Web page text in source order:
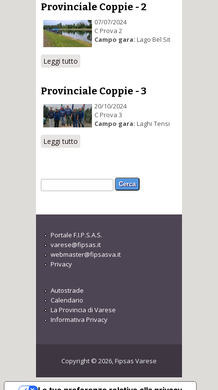
Provinciale Coppie - 2
07/07/2024
C Prova 2
Campo gara: Lago Bel Sit
Leggi tutto
Provinciale Coppie - 3
20/10/2024
C Prova 3
Campo gara: Laghi Tensi
Leggi tutto
Form di ricerca
Cerca
Portale F.I.P.S.A.S.
varese@fipsas.it
webmaster@fipsasva.it
Privacy
Autostrade
Calendario
La Provincia di Varese
Informativa Privacy
Copyright © 2026, Fipsas Varese